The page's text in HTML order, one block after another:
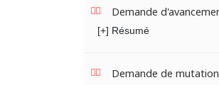
Demande
[+] Résumé
Demande de